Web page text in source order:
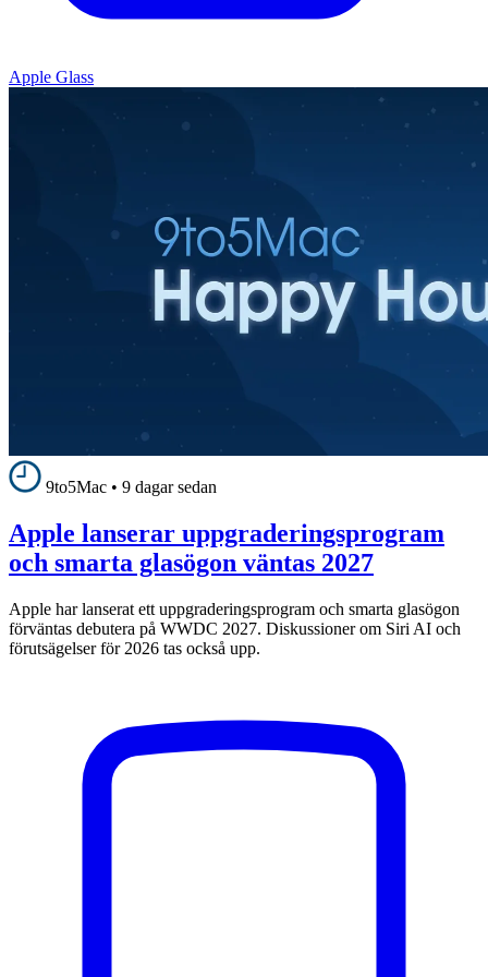
Apple Glass
9to5Mac • 9 dagar sedan
Apple lanserar uppgraderingsprogram
och smarta glasögon väntas 2027
Apple har lanserat ett uppgraderingsprogram och smarta glasögon
förväntas debutera på WWDC 2027. Diskussioner om Siri AI och
förutsägelser för 2026 tas också upp.